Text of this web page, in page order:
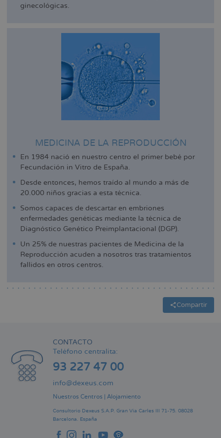
ginecológicas.
MEDICINA DE LA REPRODUCCIÓN
En 1984 nació en nuestro centro el primer bebé por
Fecundación in Vitro de España.
Desde entonces, hemos traído al mundo a más de
20.000 niños gracias a esta técnica.
Somos capaces de descartar en embriones
enfermedades genéticas mediante la técnica de
Diagnóstico Genético Preimplantacional (DGP).
Un 25% de nuestras pacientes de Medicina de la
Reproducción acuden a nosotros tras tratamientos
fallidos en otros centros.
Compartir
CONTACTO
Teléfono centralita:
93 227 47 00
info@dexeus.com
Nuestros Centros Alojamiento
Consultorio Dexeus S.A.P. Gran Via Carles III 71-75. 08028
Barcelona. España